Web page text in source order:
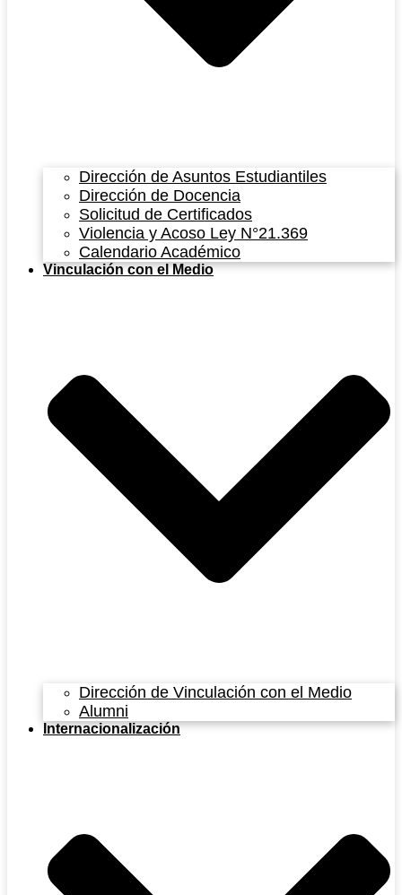
Dirección de Asuntos Estudiantiles
Dirección de Docencia
Solicitud de Certificados
Violencia y Acoso Ley N°21.369
Calendario Académico
Vinculación con el Medio
Dirección de Vinculación con el Medio
Alumni
Internacionalización